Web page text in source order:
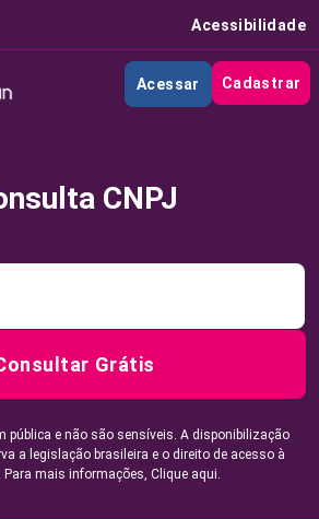
Acessibilidade
Acessar Cadastrar
CNPJ
Grátis
pública e não são sensíveis. A disponibilização
a legislação brasileira e o direito de acesso à
mais informações, Clique aqui.